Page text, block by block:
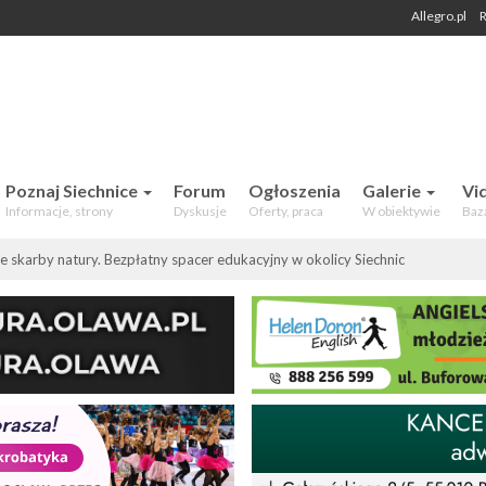
Aktualności,
Allegro.pl
Poznaj Siechnice
Informacje, strony
Forum
Dyskusje
Ogłoszenia
Oferty, praca
Galerie
W obiektywie
skarby natury. Bezpłatny spacer edukacyjny w okolicy Siechnic